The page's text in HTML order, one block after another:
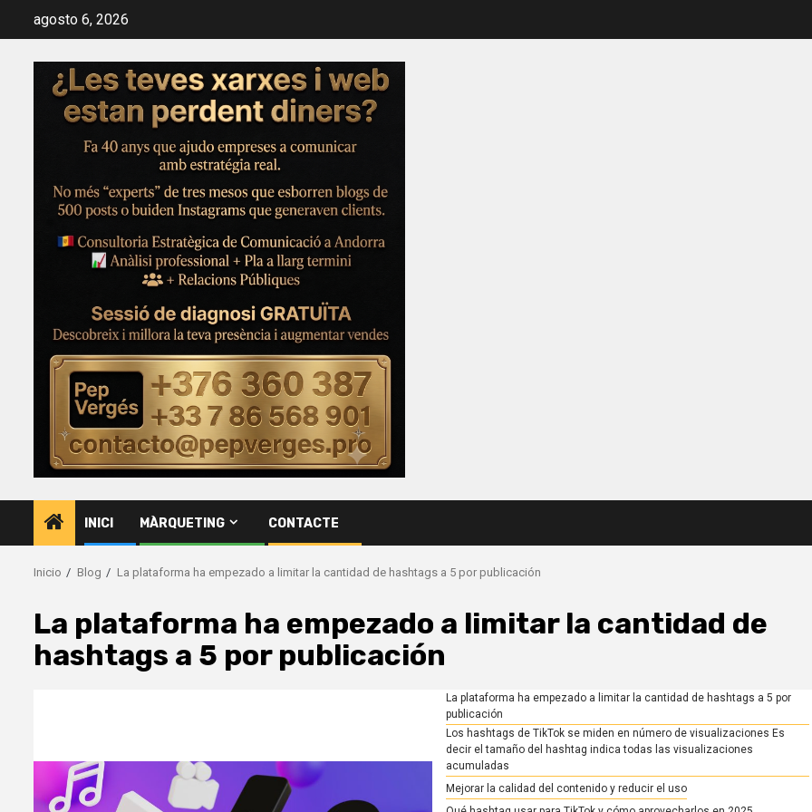
agosto 6, 2026
INICI MÀRQUETING CONTACTE
Inicio Blog La plataforma ha empezado a limitar la cantidad de hashtags a 5 por publicación
La plataforma ha empezado a limitar la cantidad de
hashtags a 5 por publicación
La plataforma ha empezado a limitar la cantidad de hashtags a 5 por
publicación
Los hashtags de TikTok se miden en número de visualizaciones Es
decir el tamaño del hashtag indica todas las visualizaciones
acumuladas
Mejorar la calidad del contenido y reducir el uso